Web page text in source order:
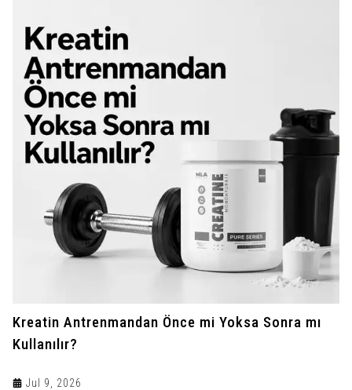
Kreatin Antrenmandan Önce mi Yoksa Sonra mı
Kullanılır?
Jul 9, 2026